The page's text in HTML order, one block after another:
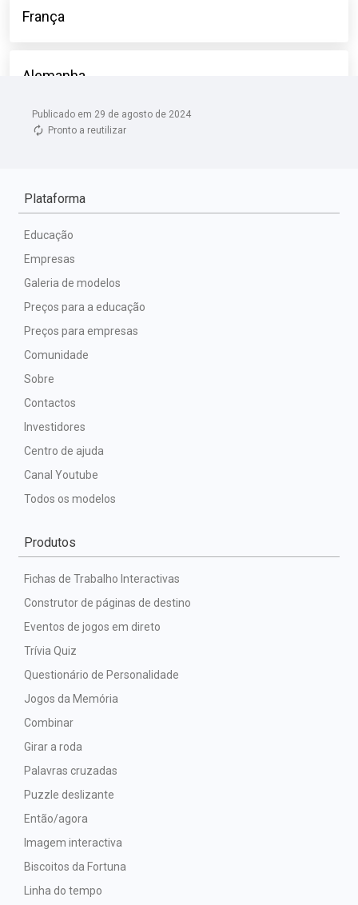
Publicado em 29 de agosto de 2024
Pronto a reutilizar
Plataforma
Educação
Empresas
Galeria de modelos
Preços para a educação
Preços para empresas
Comunidade
Sobre
Contactos
Investidores
Centro de ajuda
Canal Youtube
Todos os modelos
Produtos
Fichas de Trabalho Interactivas
Construtor de páginas de destino
Eventos de jogos em direto
Trívia Quiz
Questionário de Personalidade
Jogos da Memória
Combinar
Girar a roda
Palavras cruzadas
Puzzle deslizante
Então/agora
Imagem interactiva
Biscoitos da Fortuna
Linha do tempo